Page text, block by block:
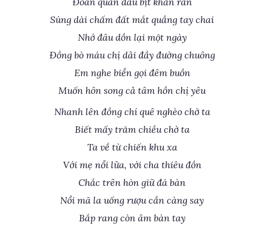
Súng dài chấm đất mắt quầng tay chai
Nhớ đâu dồn lại một ngày
Đồng bò máu chị dải đầy đường chuông
Em nghe biển gọi đêm buồn
Muốn hôn song cả tâm hồn chị yêu
Nhanh lên đồng chí quê nghèo chờ ta
Biết mấy trăm chiều chờ ta
Ta về từ chiến khu xa
Với mẹ nổi lửa, với cha thiêu đồn
Chắc trên hòn giữ đá bàn
Nổi mã la uống rượu cần càng say
Bắp rang còn âm bàn tay